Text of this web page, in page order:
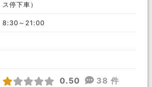
西之表市
ス停下車）
8:30～21:00
0.50 38 件